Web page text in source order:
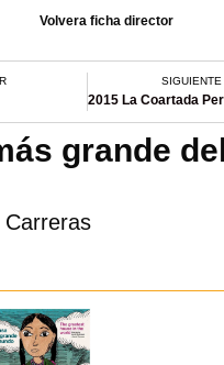
Volvera ficha director
grande